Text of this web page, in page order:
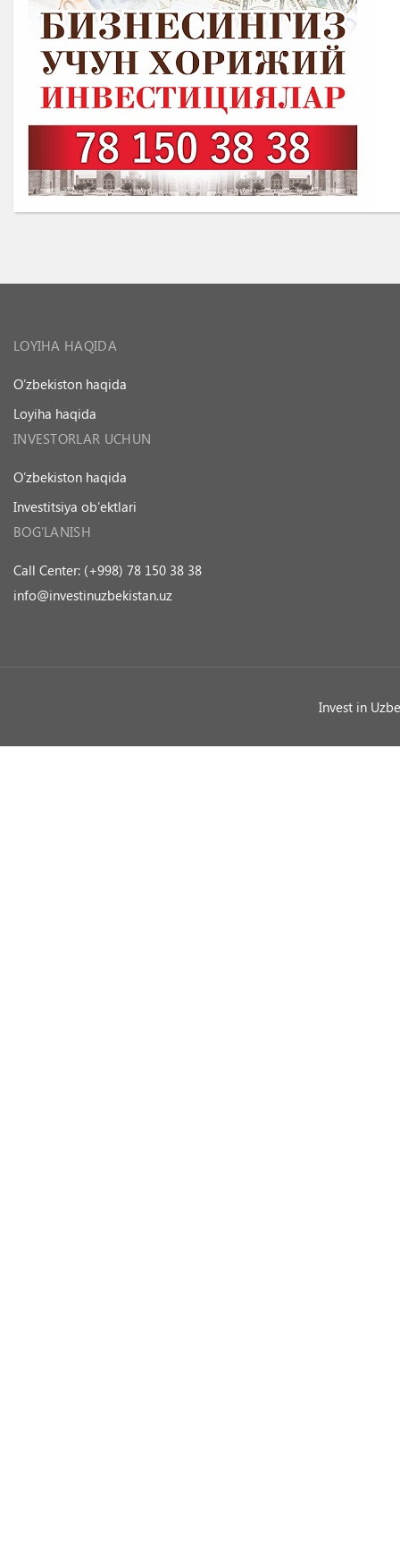
LOYIHA HAQIDA
O’zbekiston haqida
Loyiha haqida
INVESTORLAR UCHUN
O’zbekiston haqida
Investitsiya ob’ektlari
BOG’LANISH
Call Center: (+998) 78 150 38 38
info@investinuzbekistan.uz
Invest in